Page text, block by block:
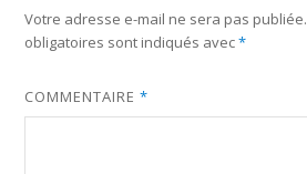
Votre adresse e-mail ne sera pas publiée.
obligatoires sont indiqués avec*
COMMENTAIRE*